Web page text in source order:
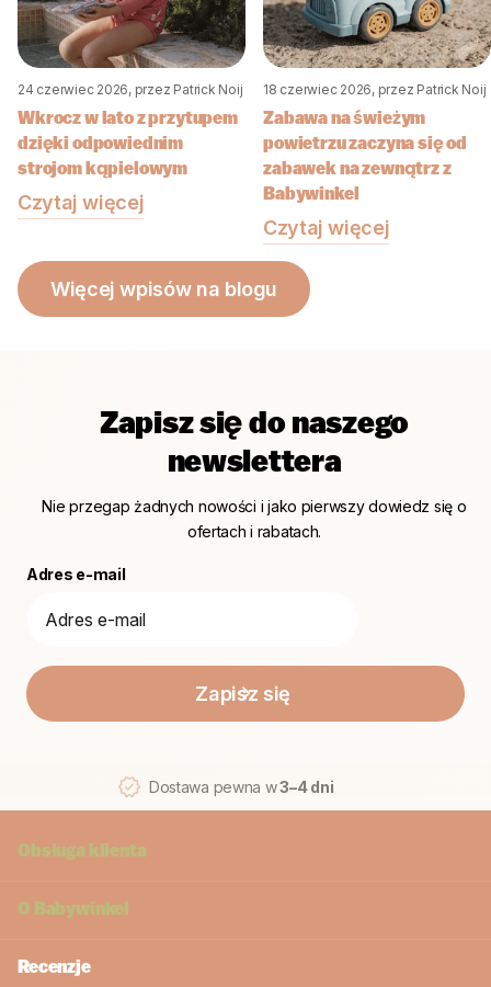
24 czerwiec 2026, przez Patrick Noij
Wkrocz w lato z przytupem
dzięki odpowiednim
strojom kąpielowym
Czytaj więcej
18 czerwiec 2026, przez Patrick Noij
Zabawa na świeżym
powietrzu zaczyna się od
zabawek na zewnątrz z
Babywinkel
Czytaj więcej
Więcej wpisów na blogu
Zapisz się do naszego
newslettera
Nie przegap żadnych nowości i jako pierwszy dowiedz się o
ofertach i rabatach.
Adres e-mail
Zapisz się
Dostawa pewna w3–4 dni
Obsługa klienta
O Babywinkel
Recenzje